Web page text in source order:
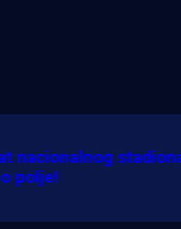
nacionalnog
polje!